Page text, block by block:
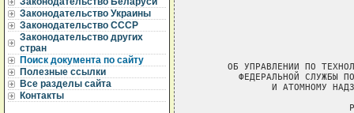
Законодательство Украины
Законодательство СССР
Законодательство других
стран
Поиск документа по сайту
Полезные ссылки
Все разделы сайта
Контакты